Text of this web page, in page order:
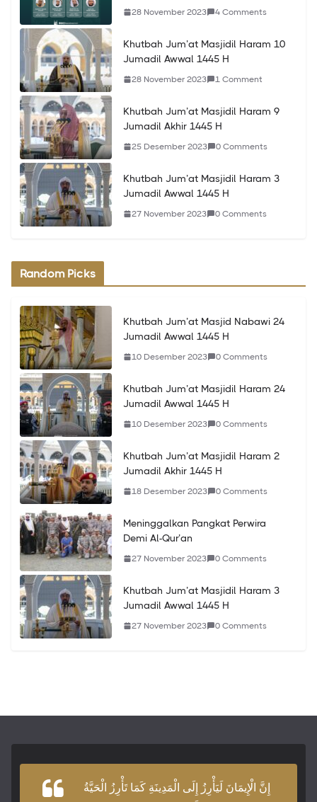
28 November 2023 4 Comments
Khutbah Jum’at Masjidil Haram 10
Jumadil Awwal 1445 H
28 November 2023 1 Comment
Khutbah Jum’at Masjidil Haram 9
Jumadil Akhir 1445 H
25 Desember 2023 0 Comments
Khutbah Jum’at Masjidil Haram 3
Jumadil Awwal 1445 H
27 November 2023 0 Comments
Random Picks
Khutbah Jum’at Masjid Nabawi 24
Jumadil Awwal 1445 H
10 Desember 2023 0 Comments
Khutbah Jum’at Masjidil Haram 24
Jumadil Awwal 1445 H
10 Desember 2023 0 Comments
Khutbah Jum’at Masjidil Haram 2
Jumadil Akhir 1445 H
18 Desember 2023 0 Comments
Meninggalkan Pangkat Perwira
Demi Al-Qur’an
27 November 2023 0 Comments
Khutbah Jum’at Masjidil Haram 3
Jumadil Awwal 1445 H
27 November 2023 0 Comments
إِنَّ الْإِيمَانَ لَيَأْرِزُ إِلَى الْمَدِينَةِ كَمَا تَأْرِزُ الْحَيَّةُ